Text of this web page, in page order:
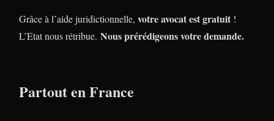
Grâce à l’aide juridictionnelle, votre avocat est gratuit !
L’Etat nous rétribue. Nous prérédigeons votre demande.
Partout en France